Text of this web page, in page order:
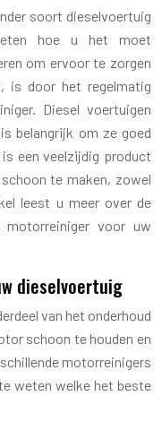
soort dieselvoertuig
hoe u het moet
om ervoor te zorgen
is door het regelmatig
Diesel voertuigen
belangrijk om ze goed
een veelzijdig product
te maken, zowel
leest u meer over de
voor uw
dieselvoertuig
van het onderhoud
schoon te houden en
motorreinigers
weten welke het beste